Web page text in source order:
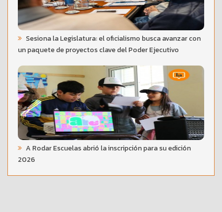
Sesiona la Legislatura: el oficialismo busca avanzar con
un paquete de proyectos clave del Poder Ejecutivo
A Rodar Escuelas abrió la inscripción para su edición
2026